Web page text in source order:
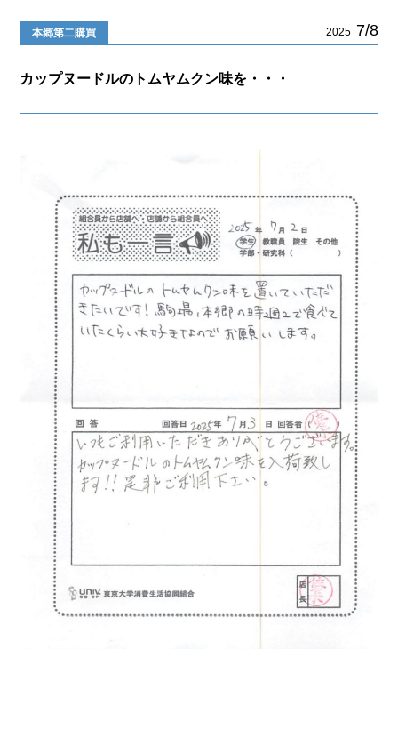
本郷第二購買 2025 7/8
カップヌードルのトムヤムクン味を・・・